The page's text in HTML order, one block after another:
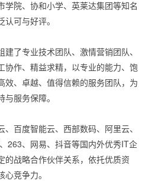
学院、协和小学、英莱达集团等知名
可与好评。
了专业技术团队、激情营销团队、
协作、精益求精，以专业的能力、饱
效、卓越、值得信赖的服务团队，为
服务保障。
百度智能云、西部数码、阿里云、
263、网易、抖音等国内外优秀IT企
的战略合作伙伴关系，依托优质资
竞争力。